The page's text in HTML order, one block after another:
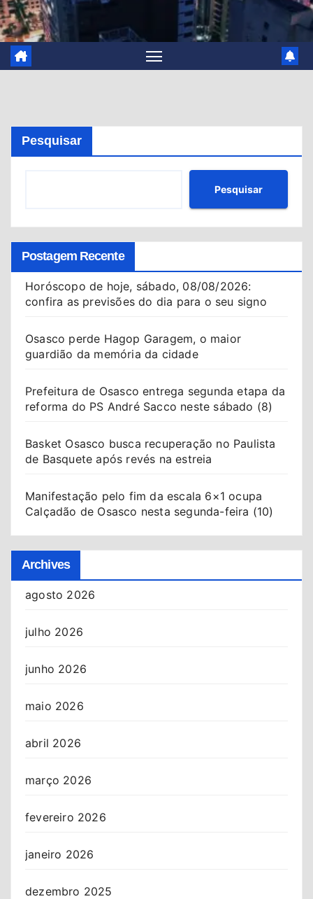
Pesquisar
Pesquisar
Postagem Recente
Horóscopo de hoje, sábado, 08/08/2026:
confira as previsões do dia para o seu signo
Osasco perde Hagop Garagem, o maior
guardião da memória da cidade
Prefeitura de Osasco entrega segunda etapa da
reforma do PS André Sacco neste sábado (8)
Basket Osasco busca recuperação no Paulista
de Basquete após revés na estreia
Manifestação pelo fim da escala 6×1 ocupa
Calçadão de Osasco nesta segunda-feira (10)
Archives
agosto 2026
julho 2026
junho 2026
maio 2026
abril 2026
março 2026
fevereiro 2026
janeiro 2026
dezembro 2025